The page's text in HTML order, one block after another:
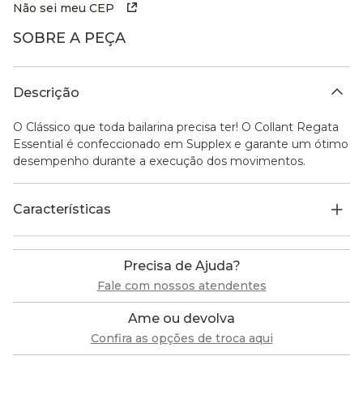
Não sei meu CEP
SOBRE A PEÇA
Descrição
O Clássico que toda bailarina precisa ter! O Collant Regata
Essential é confeccionado em Supplex e garante um ótimo
desempenho durante a execução dos movimentos.
Características
Precisa de Ajuda?
Fale com nossos atendentes
Ame ou devolva
Confira as opções de troca aqui